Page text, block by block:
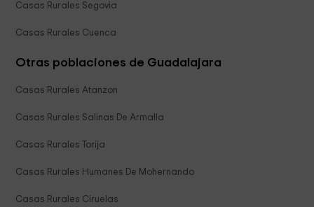
Casas Rurales Segovia
Casas Rurales Cuenca
Otras poblaciones de Guadalajara
Casas Rurales Atanzon
Casas Rurales Salinas De Armalla
Casas Rurales Torija
Casas Rurales Humanes De Mohernando
Casas Rurales Ciruelas